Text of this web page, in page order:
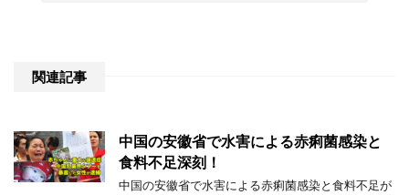
関連記事
中国の安徽省で水害による赤痢菌感染と
食料不足深刻！
中国の安徽省で水害による赤痢菌感染と食料不足が